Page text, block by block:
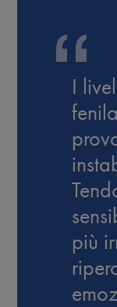
I
più